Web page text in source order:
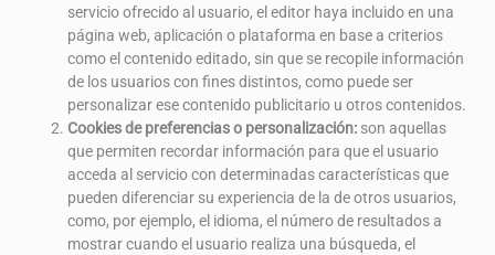
servicio ofrecido al usuario, el editor haya incluido en una
página web, aplicación o plataforma en base a criterios
como el contenido editado, sin que se recopile información
de los usuarios con fines distintos, como puede ser
personalizar ese contenido publicitario u otros contenidos.
Cookies de preferencias o personalización: son aquellas
que permiten recordar información para que el usuario
acceda al servicio con determinadas características que
pueden diferenciar su experiencia de la de otros usuarios,
como, por ejemplo, el idioma, el número de resultados a
mostrar cuando el usuario realiza una búsqueda, el